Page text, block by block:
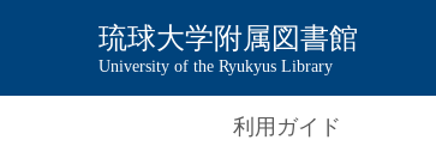
琉球大学附属図書館
University of the Ryukyus Library
利用ガイド